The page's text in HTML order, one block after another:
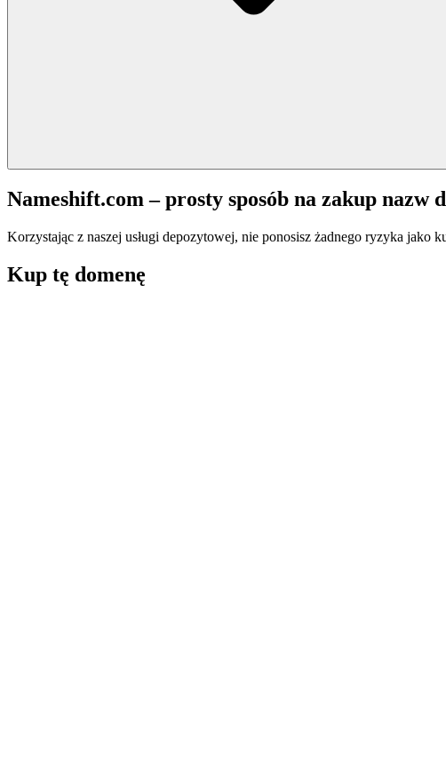
Nameshift.com – prosty sposób na zakup nazw
Korzystając z naszej usługi depozytowej, nie ponosisz żadnego ryzyka jako
Kup tę domenę